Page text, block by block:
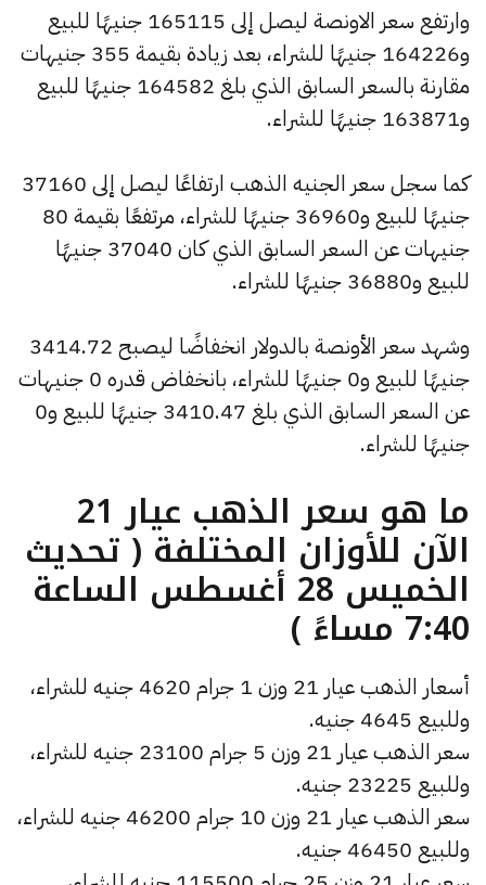
وارتفع سعر الاونصة ليصل إلى 165115 جنيهًا للبيع
و164226 جنيهًا للشراء، بعد زيادة بقيمة 355 جنيهات
مقارنة بالسعر السابق الذي بلغ 164582 جنيهًا للبيع
و163871 جنيهًا للشراء.
كما سجل سعر الجنيه الذهب ارتفاعًا ليصل إلى 37160
جنيهًا للبيع و36960 جنيهًا للشراء، مرتفعًا بقيمة 80
جنيهات عن السعر السابق الذي كان 37040 جنيهًا
للبيع و36880 جنيهًا للشراء.
وشهد سعر الأونصة بالدولار انخفاضًا ليصبح 3414.72
جنيهًا للبيع و0 جنيهًا للشراء، بانخفاض قدره 0 جنيهات
عن السعر السابق الذي بلغ 3410.47 جنيهًا للبيع و0
جنيهًا للشراء.
ما هو سعر الذهب عيار 21
الآن للأوزان المختلفة ( تحديث
الخميس 28 أغسطس الساعة
7:40 مساءً )
أسعار الذهب عيار 21 وزن 1 جرام 4620 جنيه للشراء،
وللبيع 4645 جنيه.
سعر الذهب عيار 21 وزن 5 جرام 23100 جنيه للشراء،
وللبيع 23225 جنيه.
سعر الذهب عيار 21 وزن 10 جرام 46200 جنيه للشراء،
وللبيع 46450 جنيه.